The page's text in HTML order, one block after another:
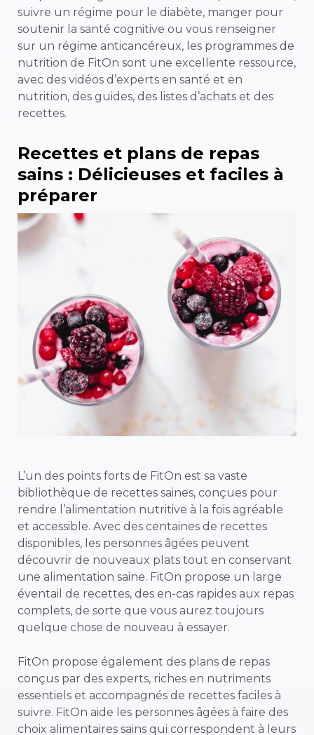
suivre un régime pour le diabète, manger pour
soutenir la santé cognitive ou vous renseigner
sur un régime anticancéreux, les programmes de
nutrition de FitOn sont une excellente ressource,
avec des vidéos d’experts en santé et en
nutrition, des guides, des listes d’achats et des
recettes.
Recettes et plans de repas
sains : Délicieuses et faciles à
préparer
L’un des points forts de FitOn est sa vaste
bibliothèque de recettes saines, conçues pour
rendre l’alimentation nutritive à la fois agréable
et accessible. Avec des centaines de recettes
disponibles, les personnes âgées peuvent
découvrir de nouveaux plats tout en conservant
une alimentation saine. FitOn propose un large
éventail de recettes, des en-cas rapides aux repas
complets, de sorte que vous aurez toujours
quelque chose de nouveau à essayer.
FitOn propose également des plans de repas
conçus par des experts, riches en nutriments
essentiels et accompagnés de recettes faciles à
suivre. FitOn aide les personnes âgées à faire des
choix alimentaires sains qui correspondent à leurs